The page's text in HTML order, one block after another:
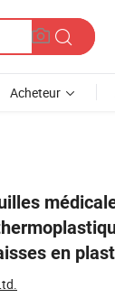
Acheteur
en
épaisses